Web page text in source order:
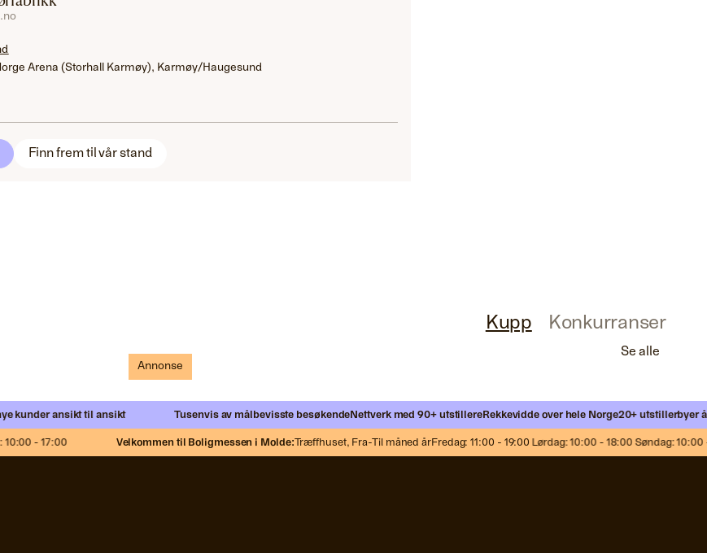
Arena (Storhall Karmøy), Karmøy/Haugesund
Finn frem til vår stand
Kupp Konkurranser
Se alle
Annonse
ansikt til ansikt Tusenvis av målbevisste besøkendeNettverk med 90+ utstillere Rekkevidde over hele Norge20+ utstillerbyer årlig
- 17:00 Velkommen til Boligmessen i Molde:Træffhuset,Fra-Til måned årFredag: 11:00 - 19:00 Lørdag: 10:00 - 18:00 Søndag: 10:00 -